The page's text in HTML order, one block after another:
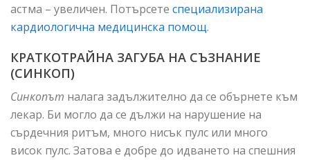
астма – увеличен. Потърсете специализирана
кардиологична медицинска помощ.
КРАТКОТРАЙНА ЗАГУБА НА СЪЗНАНИЕ
(СИНКОП)
Синкопът налага задължително да се обърнете към
лекар. Би могло да се дължи на нарушение на
сърдечния ритъм, много нисък пулс или много
висок пулс. Затова е добре до идването на спешния